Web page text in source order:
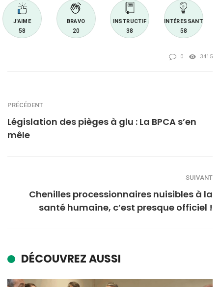
J'AIME
58
BRAVO
20
INSTRUCTIF
38
INTÉRESSANT
58
0 3415
PRÉCÉDENT
Législation des pièges à glu : La BPCA s’en
mêle
SUIVANT
Chenilles processionnaires nuisibles à la
santé humaine, c’est presque officiel !
DÉCOUVREZ AUSSI